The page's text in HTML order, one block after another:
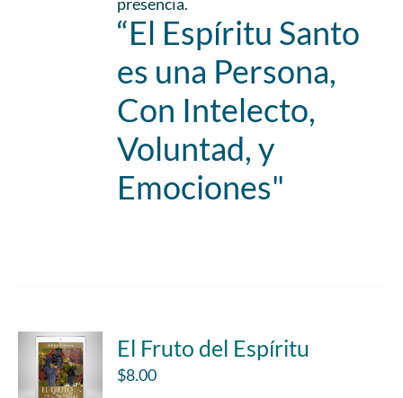
“El Espíritu Santo
es una Persona,
Con Intelecto,
Voluntad, y
Emociones"
El Fruto del Espíritu
$8.00